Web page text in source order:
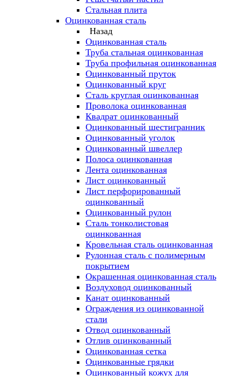
Стальная плита
Оцинкованная сталь
Назад
Оцинкованная сталь
Труба стальная оцинкованная
Труба профильная оцинкованная
Оцинкованный пруток
Оцинкованный круг
Сталь круглая оцинкованная
Проволока оцинкованная
Квадрат оцинкованный
Оцинкованный шестигранник
Оцинкованный уголок
Оцинкованный швеллер
Полоса оцинкованная
Лента оцинкованная
Лист оцинкованный
Лист перфорированный
оцинкованный
Оцинкованный рулон
Сталь тонколистовая
оцинкованная
Кровельная сталь оцинкованная
Рулонная сталь с полимерным
покрытием
Окрашенная оцинкованная сталь
Воздуховод оцинкованный
Канат оцинкованный
Ограждения из оцинкованной
стали
Отвод оцинкованный
Отлив оцинкованный
Оцинкованная сетка
Оцинкованные грядки
Оцинкованный кожух для